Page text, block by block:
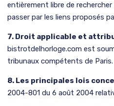
entièrement libre de
passer par les liens proposés
7. Droit applicable et
bistrotdelhorloge.com est
tribunaux compétents de Paris.
8. Les principales lois
2004-801 du 6 août 2004